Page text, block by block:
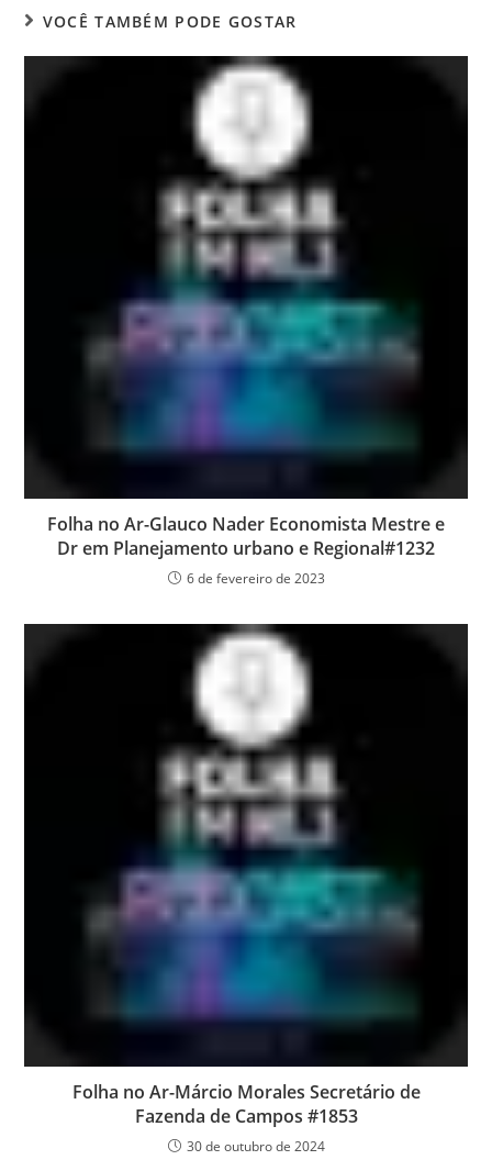
VOCÊ TAMBÉM PODE GOSTAR
Folha no Ar-Glauco Nader Economista Mestre e
Dr em Planejamento urbano e Regional#1232
6 de fevereiro de 2023
Folha no Ar-Márcio Morales Secretário de
Fazenda de Campos #1853
30 de outubro de 2024